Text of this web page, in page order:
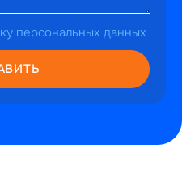
персональных данных